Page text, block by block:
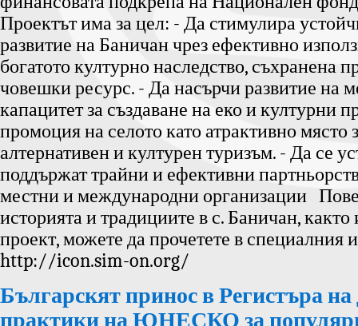
Проектът има за цел: - Да стимулира
развитие на Баничан чрез ефективно
богатото културно наследство, съхранена
човешки ресурс. - Да насърчи развитие на
капацитет за създаване на еко и културни
промоция на селото като атрактивно място
алтернативен и културен туризъм. - Да се
поддържат трайни и ефективни
местни и международни организации
историята и традициите в с. Баничан, както
проект, можете да прочетете в специалния
http://icon.sim-on.org/
Българскят принос в Регистъра на
практики на ЮНЕСКО за